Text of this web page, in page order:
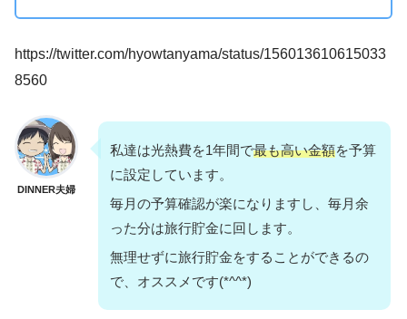
https://twitter.com/hyowtanyama/status/156013610615033
8560
DINNER夫婦
私達は光熱費を1年間で最も高い金額を予算
に設定しています。
毎月の予算確認が楽になりますし、毎月余
った分は旅行貯金に回します。
無理せずに旅行貯金をすることができるの
で、オススメです(*^^*)